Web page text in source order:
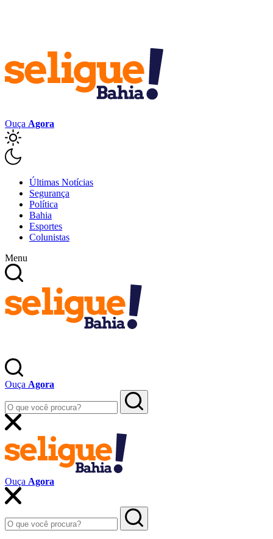
Ouça Agora
Últimas Notícias
Segurança
Política
Bahia
Esportes
Colunistas
Menu
Ouça Agora
Ouça Agora